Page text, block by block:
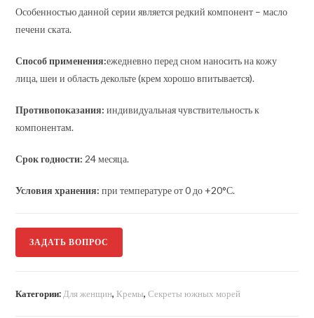
Особенностью данной серии является редкий компонент – масло
печени ската.
Способ применения:ежедневно перед сном наносить на кожу
лица, шеи и область декольте (крем хорошо впитывается).
Противопоказания: индивидуальная чувствительность к
компонентам.
Срок годности: 24 месяца.
Условия хранения: при температуре от 0 до +20°С.
ЗАДАТЬ ВОПРОС
Категории: Для женщин, Кремы,Секреты южных морей